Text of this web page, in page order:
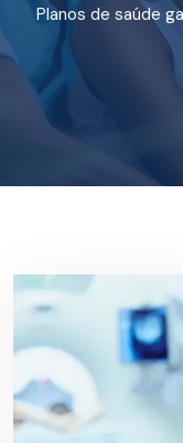
Planos de saúde